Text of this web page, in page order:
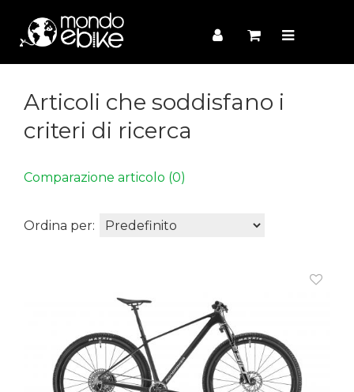
Articoli che soddisfano i
criteri di ricerca
Comparazione articolo (0)
Ordina per: